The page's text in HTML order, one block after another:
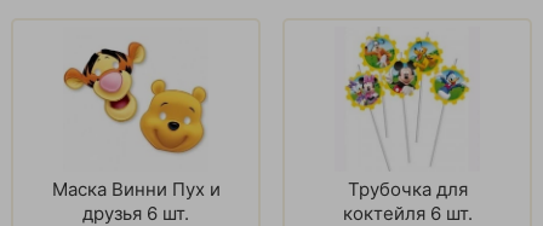
Маска Винни Пух и
друзья 6 шт.
Трубочка для
коктейля 6 шт.